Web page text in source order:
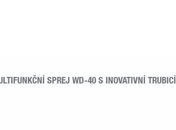
SPREJ WD-40 S INOVATIVNÍ TRUBICÍ